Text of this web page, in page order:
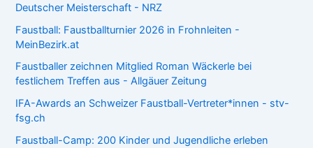
Deutscher Meisterschaft - NRZ
Faustball: Faustballturnier 2026 in Frohnleiten -
MeinBezirk.at
Faustballer zeichnen Mitglied Roman Wäckerle bei
festlichem Treffen aus - Allgäuer Zeitung
IFA-Awards an Schweizer Faustball-Vertreter*innen - stv-
fsg.ch
Faustball-Camp: 200 Kinder und Jugendliche erleben